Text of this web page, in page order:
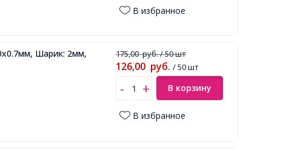
В избранное
Шарик: 2мм,
175,00руб./ 50 шт
126,00 руб. / 50 шт
В корзину
В избранное